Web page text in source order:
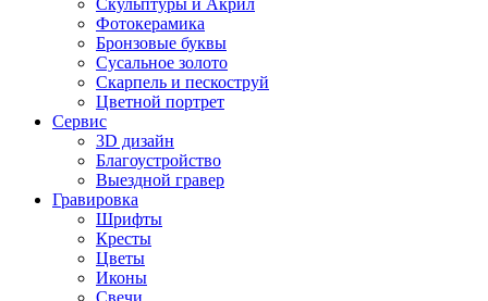
Скульптуры и Акрил
Фотокерамика
Бронзовые буквы
Сусальное золото
Скарпель и пескоструй
Цветной портрет
Сервис
3D дизайн
Благоустройство
Выездной гравер
Гравировка
Шрифты
Кресты
Цветы
Иконы